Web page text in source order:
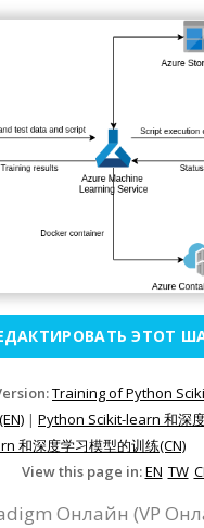
ЭТОТ
Training of Python
| Python Scikit-learn 和深
和深度学习模型的训练(CN)
View this page in:EN TW
Онлайн (VP